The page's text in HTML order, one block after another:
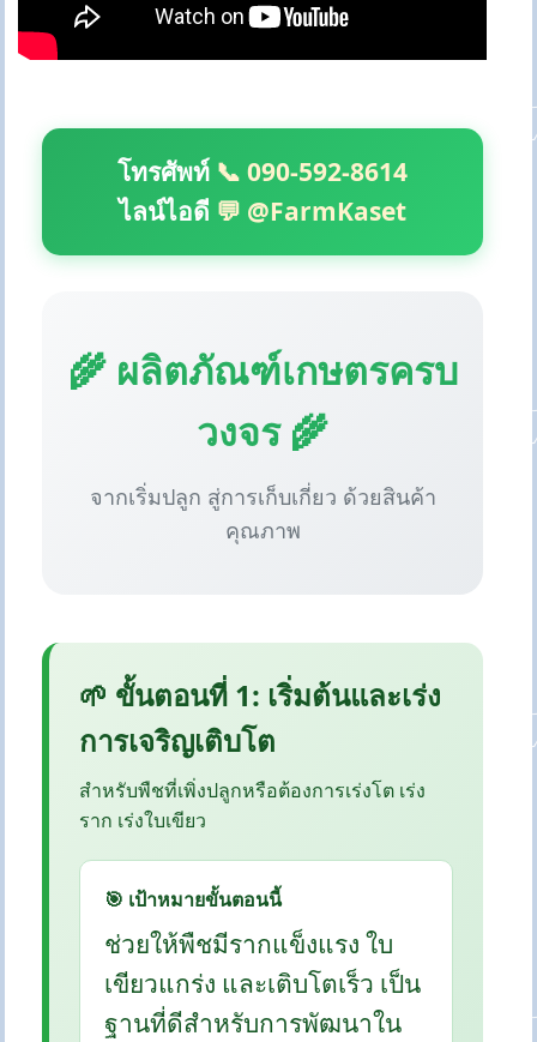
โทรศัพท์ 📞 090-592-8614
ไลน์ไอดี 💬 @FarmKaset
🌾 ผลิตภัณฑ์เกษตรครบ
วงจร 🌾
จากเริ่มปลูก สู่การเก็บเกี่ยว ด้วยสินค้า
คุณภาพ
🌱 ขั้นตอนที่ 1: เริ่มต้นและเร่ง
การเจริญเติบโต
สำหรับพืชที่เพิ่งปลูกหรือต้องการเร่งโต เร่ง
ราก เร่งใบเขียว
🎯 เป้าหมายขั้นตอนนี้
ช่วยให้พืชมีรากแข็งแรง ใบ
เขียวแกร่ง และเติบโตเร็ว เป็น
ฐานที่ดีสำหรับการพัฒนาใน